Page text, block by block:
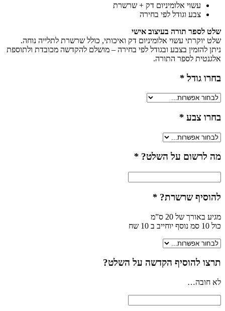
עשוי אלומיניום דק + שרשרת
צבע וגודל לפי בחירה
שלט לספר תורה בעיצוב אישי
שלט יוקרתי עשוי אלומיניום דק ואיכותי, כולל שרשרת לתלייה נוחה.
ניתן להזמין בצבע ובגודל לפי בחירה – מושלם להקדשה מכובדת ולתוספת
אלגנטית לספר התורה.
בחרו גודל*
בחרו צבע *
מה לרשום על השלט? *
להוסיף שרשרת? *
מגיע באורך של 20 ס”מ
כול 10 סמ נוסף יוחייב ב 10 שח
תרצו להוסיף הקדשה על השלט?
לא חובה…